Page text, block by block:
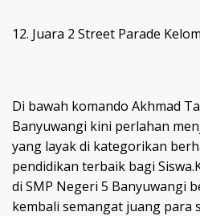
12. Juara 2 Street Parade
Di bawah komando Akhmad
Banyuwangi kini perlahan
yang layak di kategorikan
pendidikan terbaik bagi
di SMP Negeri 5 Banyuwangi
kembali semangat juang para